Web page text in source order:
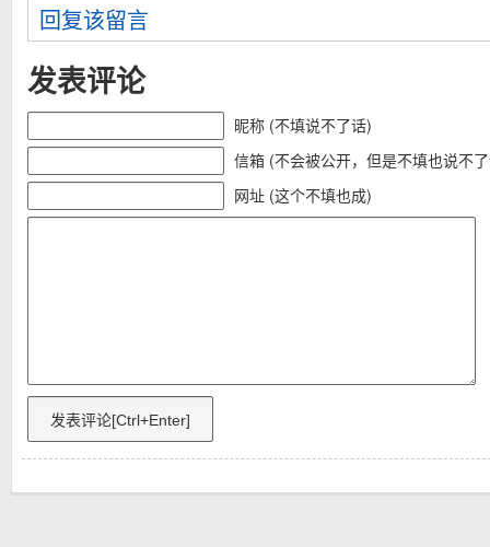
回复该留言
发表评论
昵称 (不填说不了话)
信箱 (不会被公开，但是不填也说不
网址 (这个不填也成)